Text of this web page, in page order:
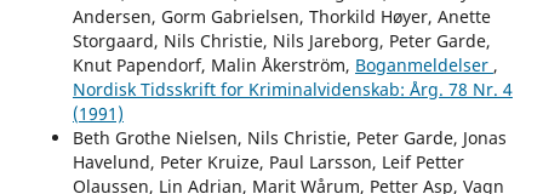
Andersen, Gorm Gabrielsen, Thorkild Høyer, Anette
Storgaard, Nils Christie, Nils Jareborg, Peter Garde,
Knut Papendorf, Malin Åkerström, Boganmeldelser ,
Nordisk Tidsskrift for Kriminalvidenskab: Årg. 78 Nr. 4
(1991)
Beth Grothe Nielsen, Nils Christie, Peter Garde, Jonas
Havelund, Peter Kruize, Paul Larsson, Leif Petter
Olaussen, Lin Adrian, Marit Wårum, Petter Asp, Vagn